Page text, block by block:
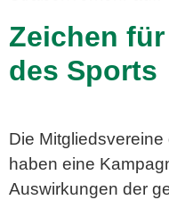
Zeichen
des Sports
Die
haben eine
Auswirkungen der